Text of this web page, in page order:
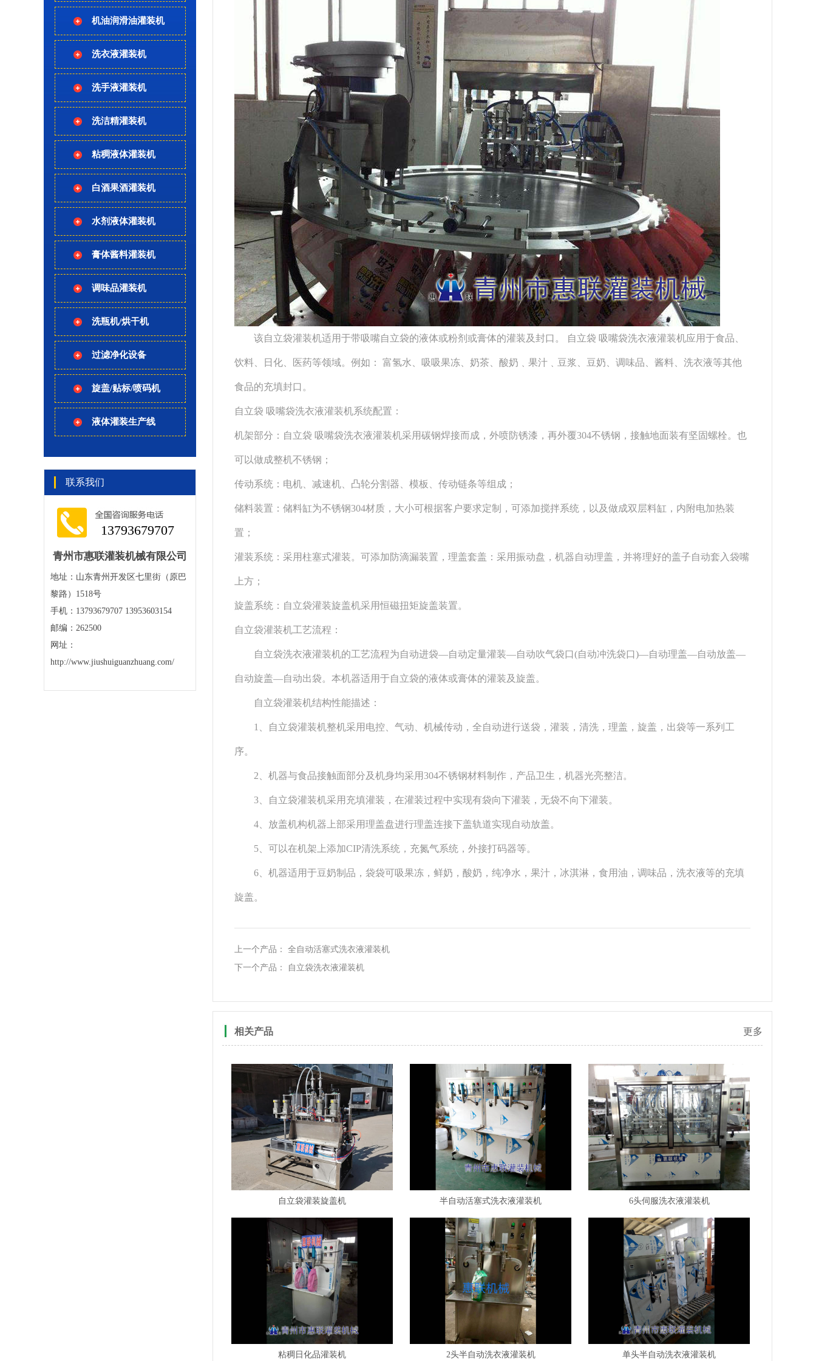
机油润滑油灌装机
洗衣液灌装机
洗手液灌装机
洗洁精灌装机
粘稠液体灌装机
白酒果酒灌装机
水剂液体灌装机
膏体酱料灌装机
调味品灌装机
洗瓶机/烘干机
过滤净化设备
旋盖/贴标/喷码机
液体灌装生产线
联系我们
13793679707
青州市惠联灌装机械有限公司
地址：山东青州开发区七里街（原巴
黎路）1518号
手机：13793679707 13953603154
邮编：262500
网址：
http://www.jiushuiguanzhuang.com/
该自立袋灌装机适用于带吸嘴自立袋的液体或粉剂或膏体的灌装及封口。 自立袋 吸嘴袋洗衣液灌装机应用于食品、
饮料、日化、医药等领域。例如： 富氢水、吸吸果冻、奶茶、酸奶﹑果汁﹑豆浆、豆奶、调味品、酱料、洗衣液等其他
食品的充填封口。
自立袋 吸嘴袋洗衣液灌装机系统配置：
机架部分： 自立袋 吸嘴袋洗衣液灌装机采用碳钢焊接而成，外喷防锈漆，再外覆304不锈钢，接触地面装有坚固螺栓。也
可以做成整机不锈钢；
传动系统：电机、减速机、凸轮分割器、模板、传动链条等组成；
储料装置：储料缸为不锈钢304材质，大小可根据客户要求定制，可添加搅拌系统，以及做成双层料缸，内附电加热装
置；
灌装系统：采用柱塞式灌装。可添加防滴漏装置，理盖套盖：采用振动盘，机器自动理盖，并将理好的盖子自动套入袋嘴
上方；
旋盖系统：自立袋灌装旋盖机采用恒磁扭矩旋盖装置。
自立袋灌装机工艺流程：
自立袋洗衣液灌装机的工艺流程为自动进袋—自动定量灌装—自动吹气袋口(自动冲洗袋口)—自动理盖—自动放盖—
自动旋盖—自动出袋。本机器适用于自立袋的液体或膏体的灌装及旋盖。
自立袋灌装机结构性能描述：
1、自立袋灌装机整机采用电控、气动、机械传动，全自动进行送袋，灌装，清洗，理盖，旋盖，出袋等一系列工
序。
2、机器与食品接触面部分及机身均采用304不锈钢材料制作，产品卫生，机器光亮整洁。
3、自立袋灌装机采用充填灌装，在灌装过程中实现有袋向下灌装，无袋不向下灌装。
4、放盖机构机器上部采用理盖盘进行理盖连接下盖轨道实现自动放盖。
5、可以在机架上添加CIP清洗系统，充氮气系统，外接打码器等。
6、机器适用于豆奶制品，袋袋可吸果冻，鲜奶，酸奶，纯净水，果汁，冰淇淋，食用油，调味品，洗衣液等的充填
旋盖。
上一个产品： 全自动活塞式洗衣液灌装机
下一个产品：
自立袋洗衣液灌装机
更多
相关产品
自立袋灌装旋盖机 半自动活塞式洗衣液灌装机 6头伺服洗衣液灌装机
粘稠日化品灌装机 2头半自动洗衣液灌装机 单头半自动洗衣液灌装机